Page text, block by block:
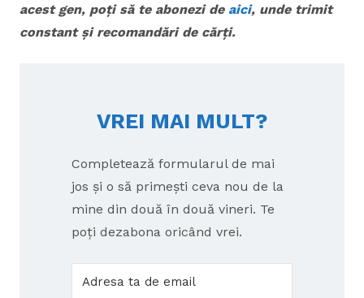
acest gen, poți să te abonezi de aici, unde trimit
constant și recomandări de cărți.
VREI MAI MULT?
Completează formularul de mai
jos și o să primești ceva nou de la
mine din două în două vineri. Te
poți dezabona oricând vrei.